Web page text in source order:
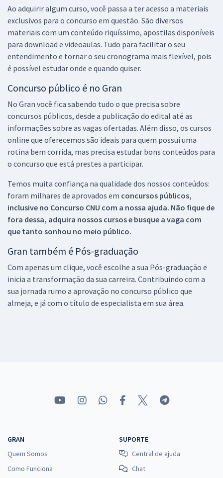
Ao adquirir algum curso, você passa a ter acesso a materiais
exclusivos para o concurso em questão. São diversos
materiais com um conteúdo riquíssimo, apostilas disponíveis
para download e videoaulas. Tudo para facilitar o seu
entendimento e tornar o seu cronograma mais flexível, pois
é possível estudar onde e quando quiser.
Concurso público é no Gran
No Gran você fica sabendo tudo o que precisa sobre
concursos públicos, desde a publicação do edital até as
informações sobre as vagas ofertadas. Além disso, os cursos
online que oferecemos são ideais para quem possui uma
rotina bem corrida, mas precisa estudar bons conteúdos para
o concurso que está prestes a participar.
Temos muita confiança na qualidade dos nossos conteúdos:
foram milhares de aprovados em concursos públicos,
inclusive no Concurso CNU com a nossa ajuda. Não fique de
fora dessa, adquira nossos cursos e busque a vaga com
que tanto sonhou no meio público.
Gran também é Pós-graduação
Com apenas um clique, você escolhe a sua Pós-graduação e
inicia a transformação da sua carreira. Contribuindo com a
sua jornada rumo a aprovação no concurso público que
almeja, e já com o título de especialista em sua área.
GRAN
Quem Somos
Como Funciona
SUPORTE
Central de ajuda
Chat